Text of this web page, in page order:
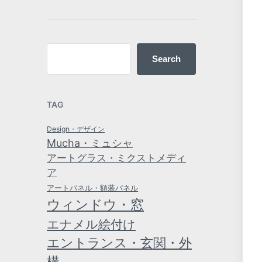
Search
TAG
Design・デザイン
Mucha・ミュシャ
アートグラス・ミクストメディ
ア
アートパネル・額装パネル
ウィンドウ・窓
エナメル絵付け
エントランス・玄関・外